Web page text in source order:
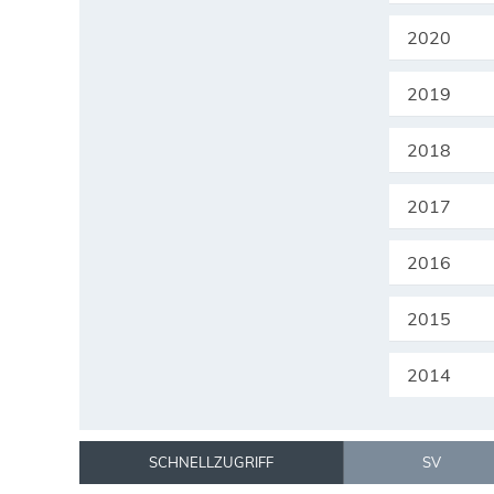
2020
2019
2018
2017
2016
2015
2014
SCHNELLZUGRIFF SV